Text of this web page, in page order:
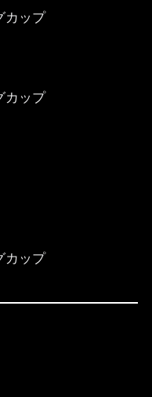
カップ
カップ
カップ